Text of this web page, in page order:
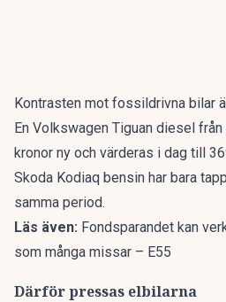
Kontrasten mot fossildrivna bilar
En Volkswagen Tiguan diesel
kronor ny och värderas i dag till
Skoda Kodiaq bensin har bara
samma period.
Läs även: Fondsparandet kan
som många missar – E55
Därför pressas elbilarna